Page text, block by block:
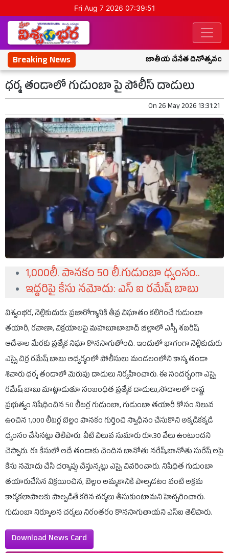
Fri Aug 7 2026 07:39:52
Breaking News జాతీయ చేనేత దినోత్సవం
ధర్మ తండాలో గుడుంబా పై పోలీస్ దాడులు
On26 May 2026 13:31:21
1,000లీ. పానకం 50 లీ.గుడుంబా ధ్వంసం..
ఇద్దరిపై కేసు నమోదు: ఎస్ ఐ రమేష్ బాబు
విశ్వంభర, నెల్లికుదురు: ప్రజారోగ్యానికి తీవ్ర విఘాతం కలిగించే గుడుంబా
తయారీ, రవాణా, విక్రయాలపై మహబూబాబాద్ జిల్లాలో ఎస్పీ శబరీష్
ఆదేశాల మేరకు ప్రత్యేక నిఘా కొనసాగుతోంది. ఇందులో భాగంగా నెల్లికుదురు
ఎస్సై చిర్ర రమేష్ బాబు ఆధ్వర్యంలో పోలీసులు మండలంలోని కాస్య తండా
శివారు ధర్మ తండాలో మెరుపు దాడులు నిర్వహించారు. ఈ సందర్భంగా ఎస్సై
రమేష్ బాబు మాట్లాడుతూ సంబంధిత ప్రత్యేక దాడులు,సోదాలలో రాష్ట్ర
ప్రభుత్వం నిషేధించిన 50 లీటర్ల గుడుంబా, గుడుంబా తయారీ కోసం నిలువ
ఉంచిన 1,000 లీటర్ల బెల్లం పానకం గుర్తించి స్వాధీనం చేసుకొని అక్కడికక్కడే
ధ్వంసం చేసినట్లు తెలిపారు. వీటి విలువ సుమారు రూ.30 వేలు ఉంటుందని
చెప్పారు. ఈ కేసులో అదే తండాకు చెందిన బానోతు నరేష్,బానోతు సురేష్ లపై
కేసు నమోదు చేసి దర్యాప్తు చేస్తున్నట్లు ఎస్సై వివరించారు. నిషేధిత గుడుంబా
తయారుచేసిన విక్రయించిన, బెల్లం అమ్మకానికి పాల్పడటం వంటి అక్రమ
కార్యకలాపాలకు పాల్పడితే కఠిన చర్యలు తీసుకుంటామని హెచ్చరించారు.
గుడుంబా నిర్మూలన చర్యలు నిరంతరం కొనసాగుతాయని ఎస్ఐ తెలిపారు.
Download News Card